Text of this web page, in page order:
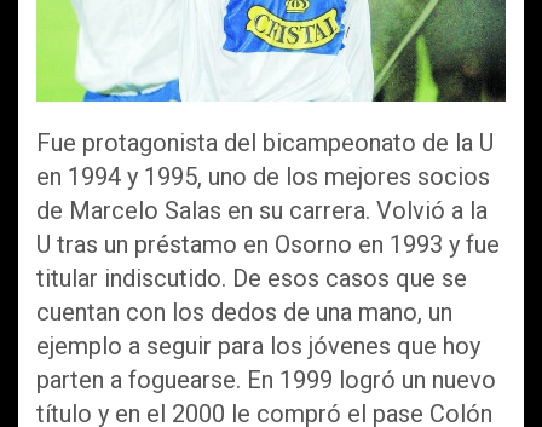
Fue protagonista del bicampeonato de la U
en 1994 y 1995, uno de los mejores socios
de Marcelo Salas en su carrera. Volvió a la
U tras un préstamo en Osorno en 1993 y fue
titular indiscutido. De esos casos que se
cuentan con los dedos de una mano, un
ejemplo a seguir para los jóvenes que hoy
parten a foguearse. En 1999 logró un nuevo
título y en el 2000 le compró el pase Colón